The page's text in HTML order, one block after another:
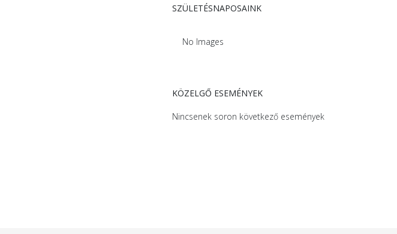
SZÜLETÉSNAPOSAINK
No Images
KÖZELGŐ ESEMÉNYEK
Nincsenek soron következő események